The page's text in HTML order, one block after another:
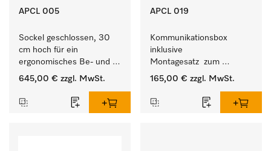
APCL 005
Sockel geschlossen, 30
cm hoch für ein
ergonomisches Be- und
Entladen von
Trockner.
645,00 € zzgl. MwSt.
APCL 019
Kommunikationsbox
inklusive
Montagesatz  zum
Verbindungsaufbau von
mit externen Systemen.
165,00 € zzgl. MwSt.